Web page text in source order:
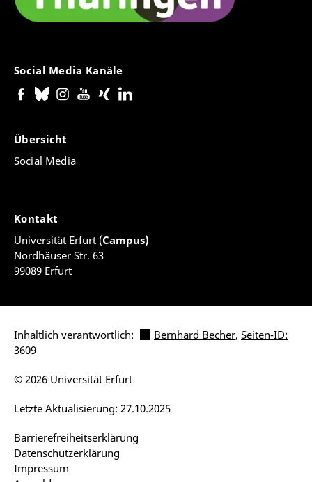
Social Media Kanäle
Übersicht
Social Media
Kontakt
Universität Erfurt (Campus)
Nordhäuser Str. 63
99089 Erfurt
Inhaltlich verantwortlich: Bernhard Becher, Seiten-ID:
3609
Barrierefreiheitserklärung
Datenschutzerklärung
Impressum
Letzte Aktualisierung: 27.10.2025
© 2026 Universität Erfurt